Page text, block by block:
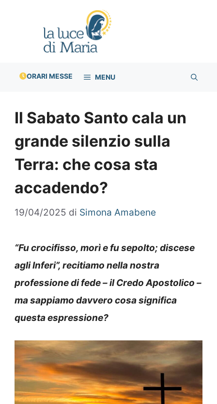
ORARI MESSE MENU
Il Sabato Santo cala un
grande silenzio sulla
Terra: che cosa sta
accadendo?
19/04/2025 di Simona Amabene
“Fu crocifisso, morì e fu sepolto; discese
agli Inferi”, recitiamo nella nostra
professione di fede – il Credo Apostolico –
ma sappiamo davvero cosa significa
questa espressione?